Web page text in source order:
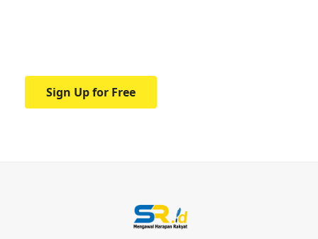
Sign Up for Free